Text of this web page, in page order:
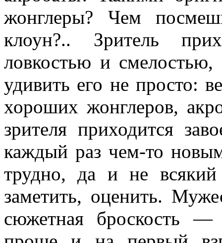
жонглеры? Чем
клоун?.. Зритель
ловкостью и смелостью,
удивить его не просто:
хороших жонглеров,
зрителя приходится
каж­дый раз чем-то
трудно, да и не
заметить, оценить.
сюжетная броскость —